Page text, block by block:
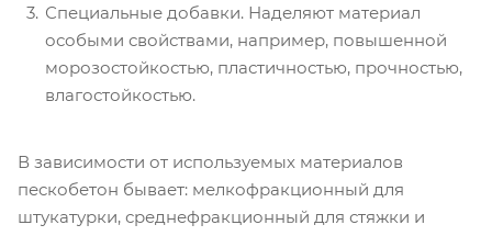
Специальные добавки. Наделяют материал
особыми свойствами, например, повышенной
морозостойкостью, пластичностью, прочностью,
влагостойкостью.
В зависимости от используемых материалов
пескобетон бывает: мелкофракционный для
штукатурки, среднефракционный для стяжки и